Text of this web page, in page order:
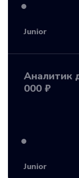
Junior
Аналитик
000 ₽
Junior